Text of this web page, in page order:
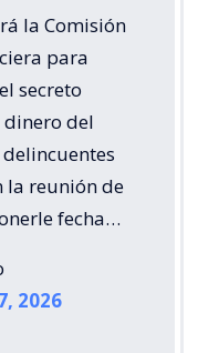
la Comisión
para
secreto
del
la reunión de
fecha…
2026